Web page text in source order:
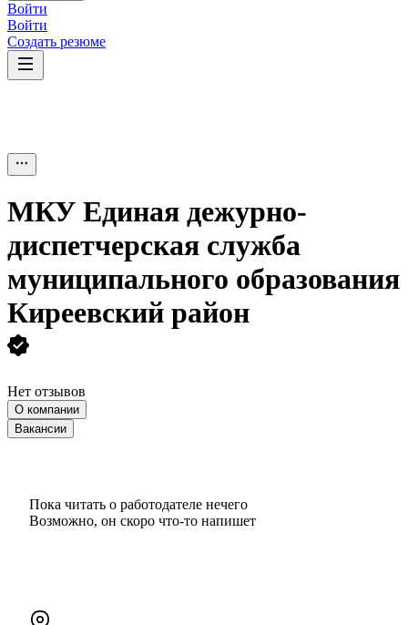
Войти
Войти
Создать резюме
МКУ Единая дежурно-
диспетчерская служба
муниципального образования
Киреевский район
Нет отзывов
О компании
Вакансии
Пока читать о работодателе нечего
Возможно, он скоро что‑то напишет